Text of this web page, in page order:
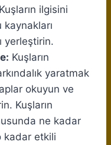
ilgisini
yerleştirin.
Kuşların
yaratmak
okuyun ve
Kuşların
ne kadar
kadar etkili